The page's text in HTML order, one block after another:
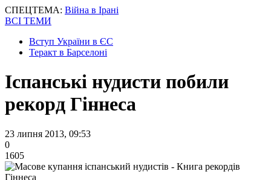
СПЕЦТЕМА: Війна в Ірані
ВСІ ТЕМИ
Вступ України в ЄС
Теракт в Барселоні
Іспанські нудисти побили
рекорд Гіннеса
23 липня 2013, 09:53
0
1605